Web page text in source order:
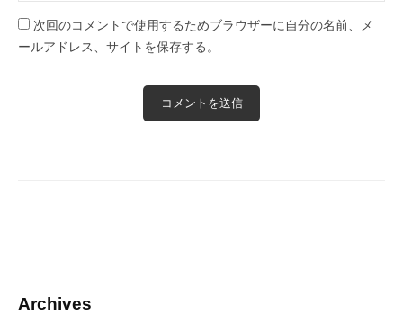
次回のコメントで使用するためブラウザーに自分の名前、メ
ールアドレス、サイトを保存する。
Archives